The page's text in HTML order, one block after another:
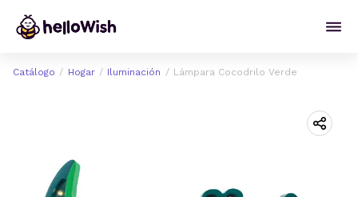
Catálogo Hogar Iluminación Lámpara Cocodrilo Verde